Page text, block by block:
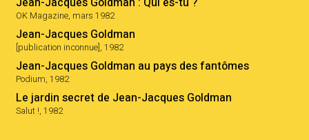
OK Magazine, mars 1982
Jean-Jacques Goldman
[publication inconnue], 1982
Jean-Jacques Goldman au pays des fantômes
Podium, 1982
Le jardin secret de Jean-Jacques Goldman
Salut !, 1982